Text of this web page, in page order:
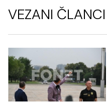
VEZANI ČLANCI